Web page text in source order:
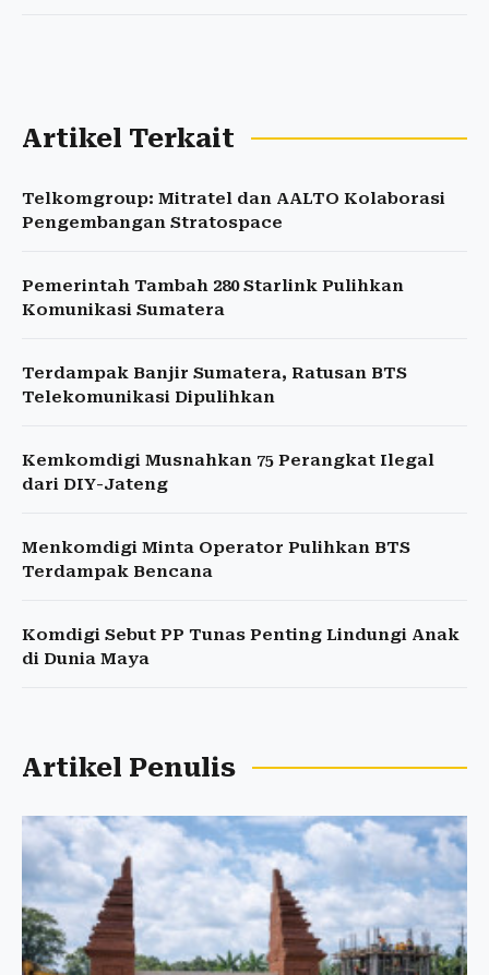
Artikel Terkait
Telkomgroup: Mitratel dan AALTO Kolaborasi
Pengembangan Stratospace
Pemerintah Tambah 280 Starlink Pulihkan
Komunikasi Sumatera
Terdampak Banjir Sumatera, Ratusan BTS
Telekomunikasi Dipulihkan
Kemkomdigi Musnahkan 75 Perangkat Ilegal
dari DIY-Jateng
Menkomdigi Minta Operator Pulihkan BTS
Terdampak Bencana
Komdigi Sebut PP Tunas Penting Lindungi Anak
di Dunia Maya
Artikel Penulis